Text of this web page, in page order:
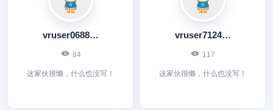
vruser0688882445
84
这家伙很懒，什么也没写！
vruser7124988939
117
这家伙很懒，什么也没写！